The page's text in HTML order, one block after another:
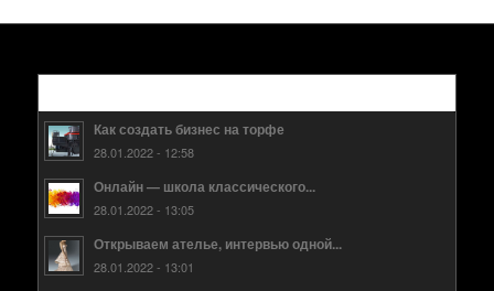
Как создать бизнес на торфе
28.01.2022 - 12:58
Онлайн — школа классического...
28.01.2022 - 13:05
Открываем ателье, интервью одной...
28.01.2022 - 13:01